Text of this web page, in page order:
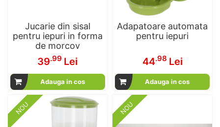
Jucarie din sisal
pentru iepuri in forma
de morcov
39.99 Lei
Adauga in cos
Adapatoare automata
pentru iepuri
44.98 Lei
Adauga in cos
NOU NOU